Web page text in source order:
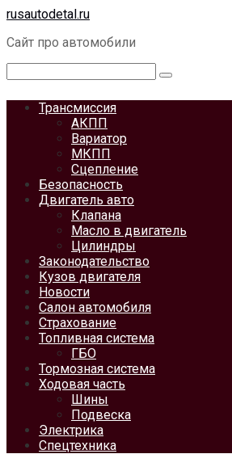
Перейти
контенту
rusautodetal.ru
Сайт про автомобили
Трансмиссия
АКПП
Вариатор
МКПП
Сцепление
Безопасность
Двигатель авто
Клапана
Масло в двигатель
Цилиндры
Законодательство
Кузов двигателя
Новости
Салон автомобиля
Страхование
Топливная система
ГБО
Тормозная система
Ходовая часть
Шины
Подвеска
Электрика
Спецтехника